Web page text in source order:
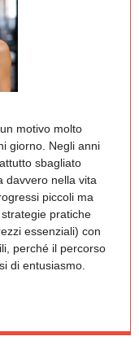
motivo molto
giorno. Negli anni
sbagliato
davvero nella vita
piccoli ma
pratiche
essenziali) con
perché il percorso
di entusiasmo.